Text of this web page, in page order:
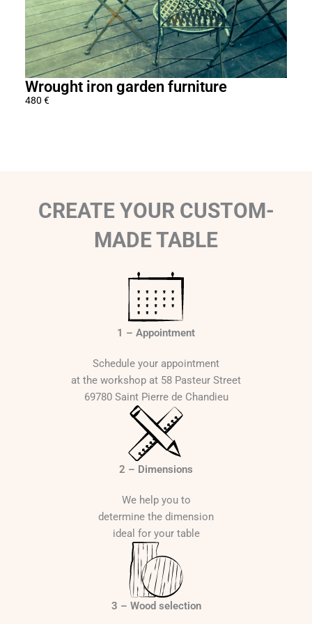
6
9
0
€
Wrought iron garden furniture
480 €
CREATE YOUR CUSTOM-
MADE TABLE
1 – Appointment
Schedule your appointment
at the workshop at 58 Pasteur Street
69780 Saint Pierre de Chandieu
2 – Dimensions
We help you to
determine the dimension
ideal for your table
3 – Wood selection